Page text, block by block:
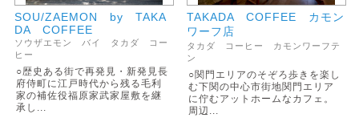
SOU/ZAEMON by TAKA
DA COFFEE
ソウザエモン バイ タカダ コー
ヒー
○歴史ある街で再発見・新発見長
府侍町に江戸時代から残る毛利
家の補佐役福原家武家屋敷を継
承し...
TAKADA COFFEE カモン
ワーフ店
タカダ コーヒー カモンワーフテ
ン
○関門エリアのそぞろ歩きを楽し
む下関の中心市街地関門エリア
に佇むアットホームなカフェ。
周辺...